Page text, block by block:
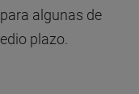
algunas de
plazo.